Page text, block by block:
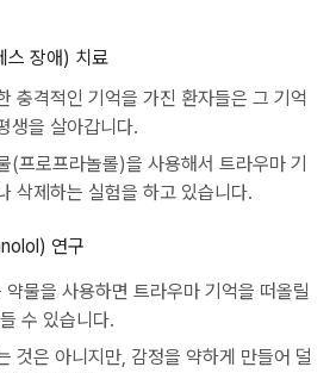
장애) 치료
충격적인 기억을 가진 환자들은 그 기억
생을 살아갑니다.
(프로프라놀롤)을 사용해서 트라우마 기
삭제하는 실험을 하고 있습니다.
연구
물을 사용하면 트라우마 기억을 떠올릴
수 있습니다.
것은 아니지만, 감정을 약하게 만들어 덜